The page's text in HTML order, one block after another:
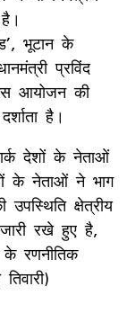
भूटान के
प्रविंद
आयोजन की
है।
देशों के नेताओं
के नेताओं ने भाग
क्षेत्रीय
रखे हुए है,
रणनीतिक